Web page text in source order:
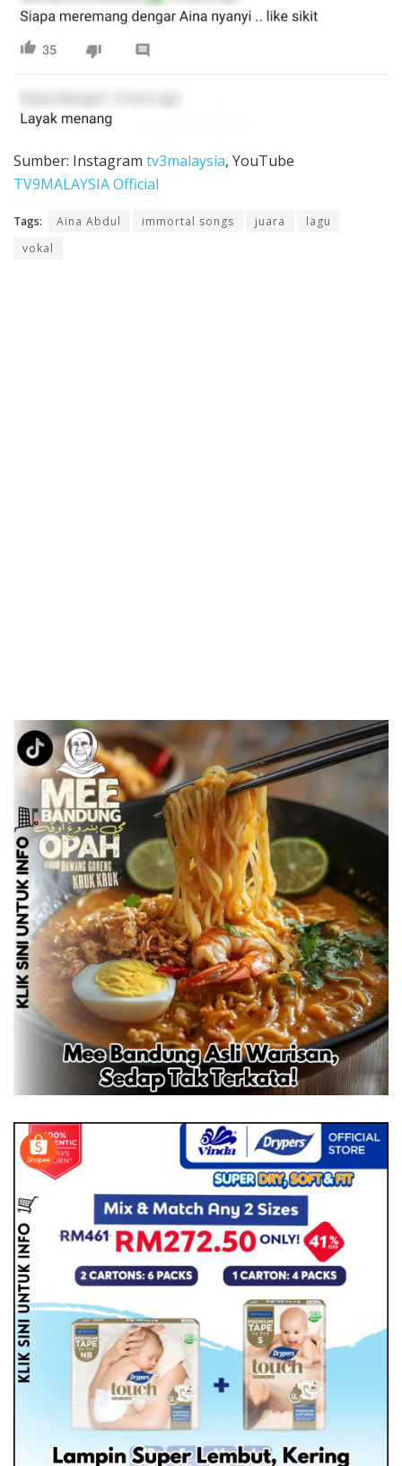
Sumber: Instagram tv3malaysia, YouTube
TV9MALAYSIA Official
Tags: Aina Abdul immortal songs juara
lagu
vokal